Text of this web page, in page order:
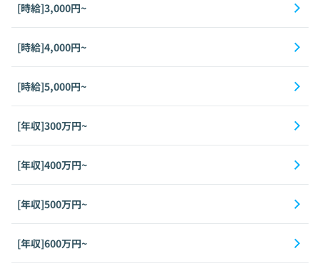
[時給]3,000円~
[時給]4,000円~
[時給]5,000円~
[年収]300万円~
[年収]400万円~
[年収]500万円~
[年収]600万円~